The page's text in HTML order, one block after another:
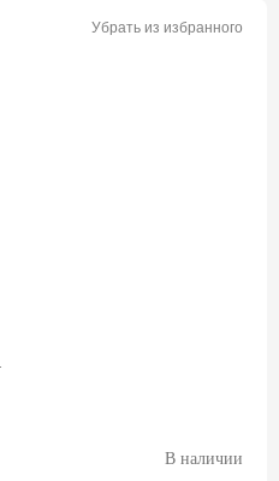
Убрать из избранного
В наличии